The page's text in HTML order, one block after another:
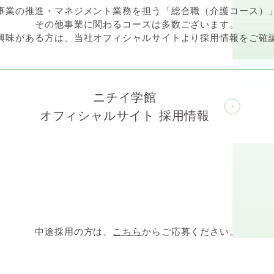
業の推進・マネジメント業務を担う「総合職（介護コース）
その他事業に関わるコースは多数ございます。
味がある方は、当社オフィシャルサイトより採用情報をご確
ニチイ学館
オフィシャルサイト 採用情報
中途採用の方は、 こちらからご応募ください。